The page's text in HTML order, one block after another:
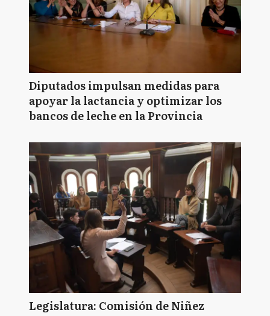
Diputados impulsan medidas para
apoyar la lactancia y optimizar los
bancos de leche en la Provincia
Legislatura: Comisión de Niñez